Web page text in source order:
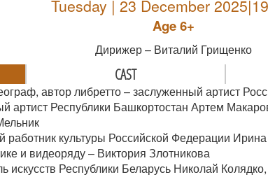
Tuesday | 23 December
Age 6+
Дирижер – Виталий Грищенко
CAST
автор либретто – заслуженный артист
артист Республики Башкортостан Артем
работник культуры Российской Федерации
и видеоряду – Виктория Злотникова
Республики Беларусь Николай